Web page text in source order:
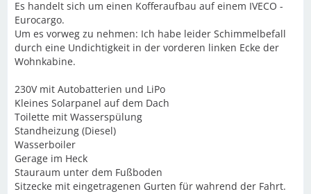
Es handelt sich um einen Kofferaufbau auf einem IVECO -
Eurocargo.
Um es vorweg zu nehmen: Ich habe leider Schimmelbefall
durch eine Undichtigkeit in der vorderen linken Ecke der
Wohnkabine.
230V mit Autobatterien und LiPo
Kleines Solarpanel auf dem Dach
Toilette mit Wasserspülung
Standheizung (Diesel)
Wasserboiler
Gerage im Heck
Stauraum unter dem Fußboden
Sitzecke mit eingetragenen Gurten für wahrend der Fahrt.